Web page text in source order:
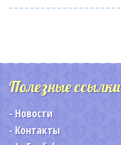
Полезные ссылки
Новости
Контакты